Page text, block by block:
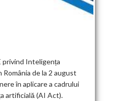
privind Inteligența
de la 2 august
în aplicare a cadrului
artificială (AI Act).